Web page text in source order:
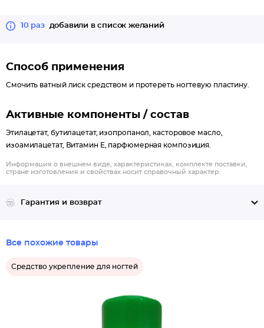
10 раз добавили в список желаний
Способ применения
Смочить ватный лиск средством и протереть ногтевую пластину.
Активные компоненты / состав
Этилацетат, бутилацетат, изопропанол, касторовое масло,
изоамилацетат, Витамин Е, парфюмерная композиция.
Информация о внешнем виде, характеристиках, комплекте поставки,
стране изготовления и свойствах носит справочный характер.
Гарантия и возврат
Все похожие товары
Средство укрепление для ногтей